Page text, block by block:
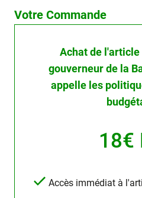
Votre Commande
Achat de
gouverneur de la
appelle les
18€
Accès immédiat à